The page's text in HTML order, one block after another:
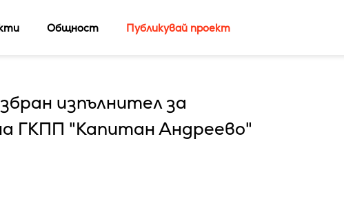
Общност Публикувай проект
изпълнител за
ГКПП "Капитан Андреево"